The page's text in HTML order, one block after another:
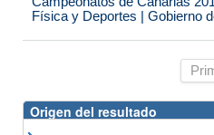
Física y Deportes | Gobierno
Origen del resultado